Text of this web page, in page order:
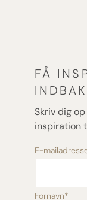
FÅ
Skriv dig
inspiration
E-
Fornavn*